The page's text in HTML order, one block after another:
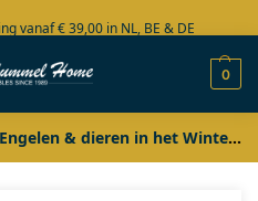
vanaf € 39,00 in NL, BE & DE
in voorraad
0
Engelen & dieren in het Winterbos